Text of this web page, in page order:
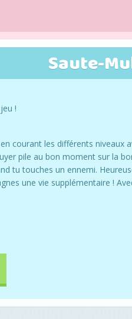
Saute-
!
courant les différents niveaux
pile au bon moment sur la
tu touches un ennemi.
une vie supplémentaire !